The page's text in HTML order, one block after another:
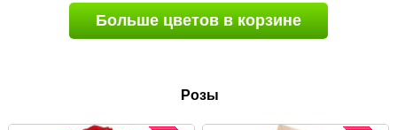
Больше цветов в корзине
Розы